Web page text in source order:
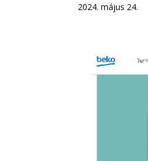
2024. május 24.